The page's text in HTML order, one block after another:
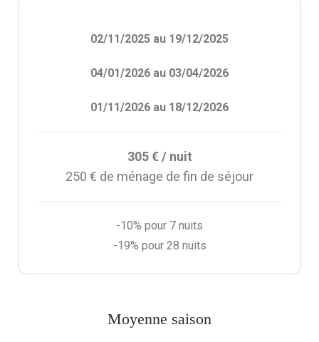
02/11/2025 au 19/12/2025
04/01/2026 au 03/04/2026
01/11/2026 au 18/12/2026
305 € / nuit
250 € de ménage de fin de séjour
-10% pour 7 nuits
-19% pour 28 nuits
Moyenne saison